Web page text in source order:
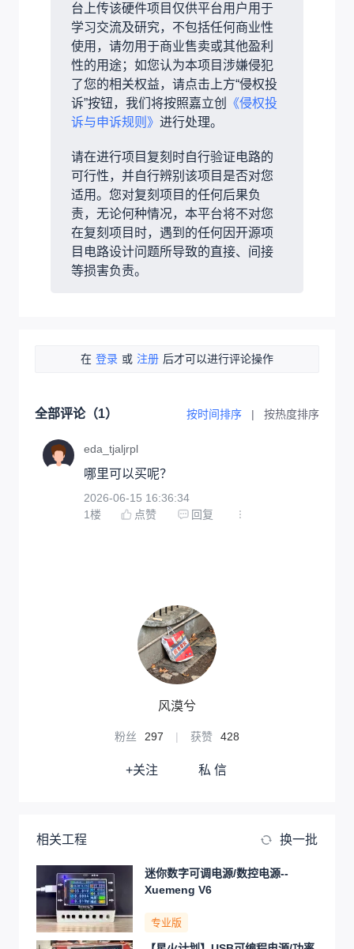
台上传该硬件项目仅供平台用户用于
学习交流及研究，不包括任何商业性
使用，请勿用于商业售卖或其他盈利
性的用途；如您认为本项目涉嫌侵犯
了您的相关权益，请点击上方“侵权投
诉”按钮，我们将按照嘉立创
《侵权投
诉与申诉规则》 进行处理。
请在进行项目复刻时自行验证电路的
可行性，并自行辨别该项目是否对您
适用。您对复刻项目的任何后果负
责，无论何种情况，本平台将不对您
在复刻项目时，遇到的任何因开源项
目电路设计问题所导致的直接、间接
等损害负责。
在 登录 或 注册 后才可以进行评论操作
全部评论（1） 按时间排序 | 按热度排序
eda_tjaljrpl
哪里可以买呢？
2026-06-15 16:36:34
1楼 点赞 回复
风漠兮
粉丝 297 | 获赞 428
+关注 私 信
相关工程 换一批
迷你数字可调电源/数控电源--
Xuemeng V6
专业版